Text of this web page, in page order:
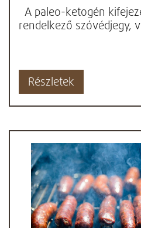
A paleo-ketogén
rendelkező szóvédjegy,
Részletek